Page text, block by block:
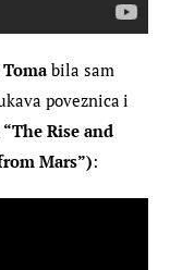
Toma bila sam
poveznica i
“The Rise and
Mars”):